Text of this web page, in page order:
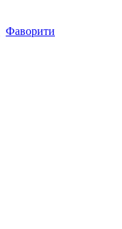
Фаворити